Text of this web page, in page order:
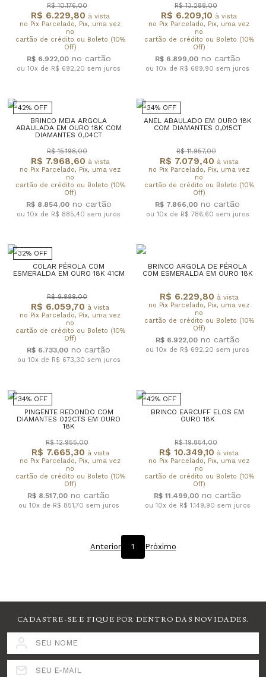
R$ 6.229,80 à vista
no Pix Parcelado, Pix, uma vez
no
cartão de crédito ou Boleto (10%
Off)
R$ 10.176,00
R$ 6.922,00
ou 10x de R$ 692,20 sem juros
R$ 6.209,10 à vista
no Pix Parcelado, Pix, uma vez
no
cartão de crédito ou Boleto (10%
Off)
R$ 13.288,00
R$ 6.899,00
ou 10x de R$ 689,90 sem juros
42% OFF
BRINCO MEIA ARGOLA
ABAULADA EM OURO 18K COM
DIAMANTES 0,04CT
R$ 7.968,60 à vista
no Pix Parcelado, Pix, uma vez
no
cartão de crédito ou Boleto (10%
Off)
R$ 15.198,00
R$ 8.854,00
ou 10x de R$ 885,40 sem juros
34% OFF
ANEL ABAULADO EM OURO 18K
COM DIAMANTES 0,015CT
R$ 7.079,40 à vista
no Pix Parcelado, Pix, uma vez
no
cartão de crédito ou Boleto (10%
Off)
R$ 11.957,00
R$ 7.866,00
ou 10x de R$ 786,60 sem juros
32% OFF
COLAR PÉROLA COM
ESMERALDA EM OURO 18K 41CM
R$ 6.059,70 à vista
no Pix Parcelado, Pix, uma vez
no
cartão de crédito ou Boleto (10%
Off)
R$ 9.898,00
R$ 6.733,00
ou 10x de R$ 673,30 sem juros
BRINCO ARGOLA DE PÉROLA
COM ESMERALDA EM OURO 18K
R$ 6.229,80 à vista
no Pix Parcelado, Pix, uma vez
no
cartão de crédito ou Boleto (10%
Off)
R$ 6.922,00
ou 10x de R$ 692,20 sem juros
34% OFF
PINGENTE REDONDO COM
DIAMANTES 0,12CTS EM OURO
18K
R$ 7.665,30 à vista
no Pix Parcelado, Pix, uma vez
no
cartão de crédito ou Boleto (10%
Off)
R$ 12.955,00
R$ 8.517,00
ou 10x de R$ 851,70 sem juros
42% OFF
BRINCO EARCUFF ELOS EM
OURO 18K
R$ 10.349,10 à vista
no Pix Parcelado, Pix, uma vez
no
cartão de crédito ou Boleto (10%
Off)
R$ 19.854,00
R$ 11.499,00
ou 10x de R$ 1.149,90 sem juros
Anterior 1 Próximo
CADASTRE-SE E FIQUE POR DENTRO DAS NOVIDADES.
SEU NOME
SEU E-MAIL